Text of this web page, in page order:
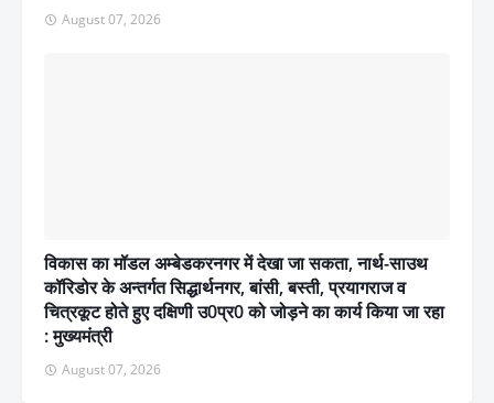
August 07, 2026
विकास का मॉडल अम्बेडकरनगर में देखा जा सकता, नार्थ-साउथ
कॉरिडोर के अन्तर्गत सिद्धार्थनगर, बांसी, बस्ती, प्रयागराज व
चित्रकूट होते हुए दक्षिणी उ0प्र0 को जोड़ने का कार्य किया जा रहा
: मुख्यमंत्री
August 07, 2026